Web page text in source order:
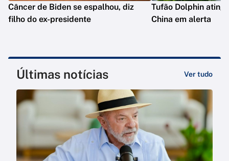
Câncer de Biden se espalhou, diz
filho do ex-presidente
Tufão Dolphin
China em alerta
Últimas notícias Ver tudo